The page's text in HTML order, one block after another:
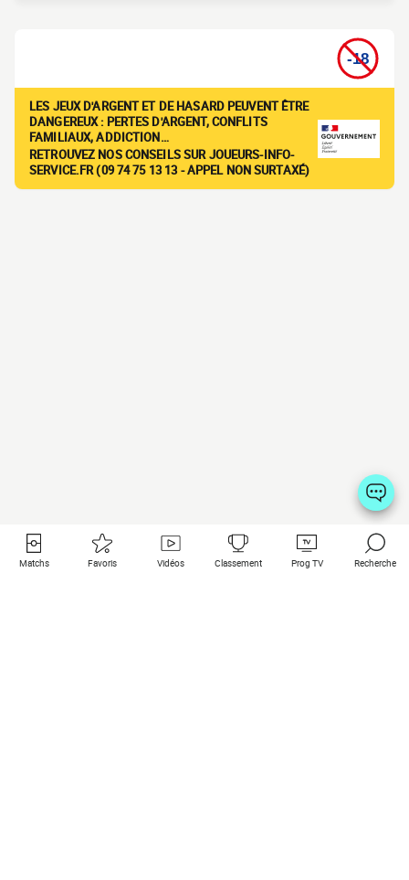
LES JEUX D'ARGENT ET DE HASARD PEUVENT ÊTRE
DANGEREUX : PERTES D'ARGENT, CONFLITS
FAMILIAUX, ADDICTION…
RETROUVEZ NOS CONSEILS SUR JOUEURS-INFO-
SERVICE.FR (09 74 75 13 13 - APPEL NON SURTAXÉ)
Matchs Favoris Vidéos Classement Prog TV Recherche